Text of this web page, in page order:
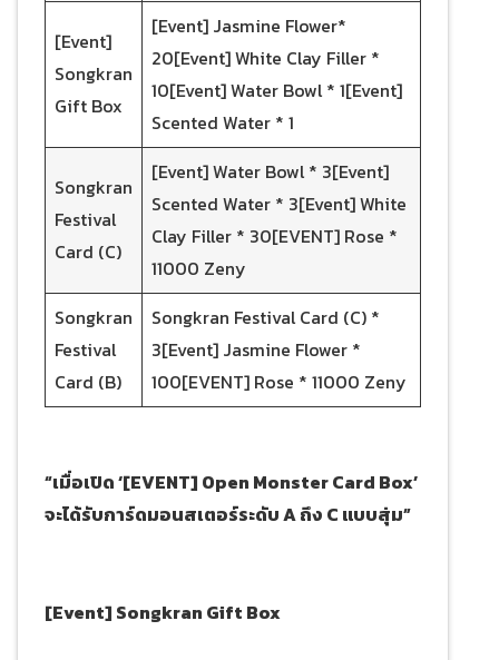
[Event]
Songkran
Gift Box
[Event] Jasmine Flower*
20[Event] White Clay Filler *
10[Event] Water Bowl * 1[Event]
Scented Water * 1
Songkran
Festival
Card (C)
[Event] Water Bowl * 3[Event]
Scented Water * 3[Event] White
Clay Filler * 30[EVENT] Rose *
11000 Zeny
Songkran
Festival
Card (B)
Songkran Festival Card (C) *
3[Event] Jasmine Flower *
100[EVENT] Rose * 11000 Zeny
“เมื่อเปิด ‘[EVENT] Open Monster Card Box’
จะได้รับการ์ดมอนสเตอร์ระดับ A ถึง C แบบสุ่ม”
[Event] Songkran Gift Box